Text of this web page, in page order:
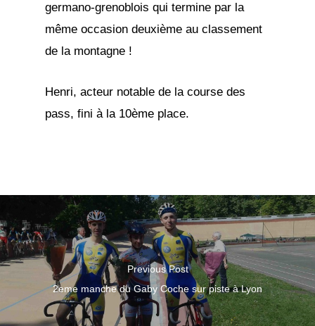
germano-grenoblois qui termine par la
même occasion deuxième au classement
de la montagne !
Henri, acteur notable de la course des
pass, fini à la 10ème place.
Previous Post
2eme manche du Gaby Coche sur piste à Lyon